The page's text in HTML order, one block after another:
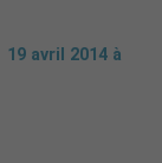
19 avril 2014 à